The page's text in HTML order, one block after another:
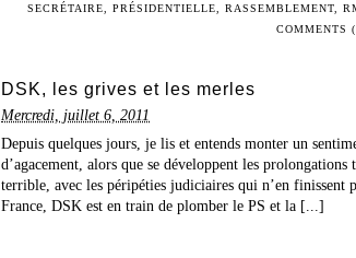
SECRÉTAIRE
,PRÉSIDENTIELLE ,RASSEMBLEMENT ,
COMMENTS
DSK, les grives et les merles
Mercredi, juillet 6, 2011
Depuis quelques jours, je lis et entends monter un
d’agacement, alors que se développent les
terrible, avec les péripéties judiciaires qui n’en finissent
France, DSK est en train de plomber le PS et la [...]